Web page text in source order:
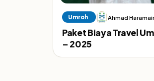
Umroh Ahmad
Paket Biaya Travel
– 2025